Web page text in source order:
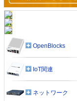
OpenBlocks
IoT関連
ネットワーク